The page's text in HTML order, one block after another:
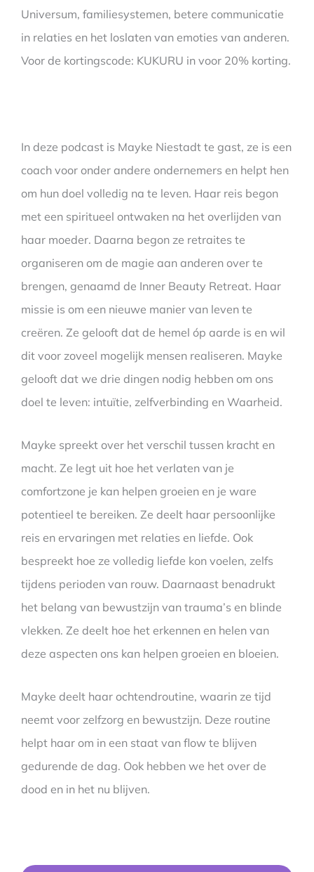
Universum, familiesystemen, betere communicatie
in relaties en het loslaten van emoties van anderen.
Voor de kortingscode: KUKURU in voor 20% korting.
In deze podcast is Mayke Niestadt te gast, ze is een
coach voor onder andere ondernemers en helpt hen
om hun doel volledig na te leven. Haar reis begon
met een spiritueel ontwaken na het overlijden van
haar moeder. Daarna begon ze retraites te
organiseren om de magie aan anderen over te
brengen, genaamd de Inner Beauty Retreat. Haar
missie is om een nieuwe manier van leven te
creëren. Ze gelooft dat de hemel óp aarde is en wil
dit voor zoveel mogelijk mensen realiseren. Mayke
gelooft dat we drie dingen nodig hebben om ons
doel te leven: intuïtie, zelfverbinding en Waarheid.
Mayke spreekt over het verschil tussen kracht en
macht. Ze legt uit hoe het verlaten van je
comfortzone je kan helpen groeien en je ware
potentieel te bereiken. Ze deelt haar persoonlijke
reis en ervaringen met relaties en liefde. Ook
bespreekt hoe ze volledig liefde kon voelen, zelfs
tijdens perioden van rouw. Daarnaast benadrukt
het belang van bewustzijn van trauma’s en blinde
vlekken. Ze deelt hoe het erkennen en helen van
deze aspecten ons kan helpen groeien en bloeien.
Mayke deelt haar ochtendroutine, waarin ze tijd
neemt voor zelfzorg en bewustzijn. Deze routine
helpt haar om in een staat van flow te blijven
gedurende de dag. Ook hebben we het over de
dood en in het nu blijven.